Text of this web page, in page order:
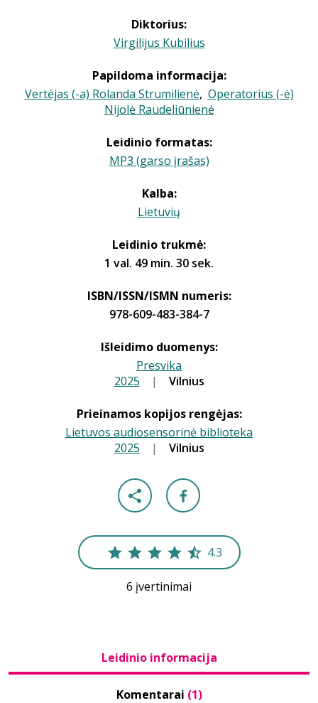
Diktorius:
Virgilijus Kubilius
Papildoma informacija:
Vertėjas (-a) Rolanda Strumilienė, Operatorius (-ė)
Nijolė Raudeliūnienė
Leidinio formatas:
MP3 (garso įrašas)
Kalba:
Lietuvių
Leidinio trukmė:
1 val. 49 min. 30 sek.
ISBN/ISSN/ISMN numeris:
978-609-483-384-7
Išleidimo duomenys:
Presvika
2025 | Vilnius
Prieinamos kopijos rengėjas:
Lietuvos audiosensorinė biblioteka
2025 | Vilnius
4.3
6 įvertinimai
Leidinio informacija
Komentarai (1)